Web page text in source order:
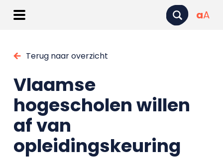
aA
Terug naar overzicht
Vlaamse
hogescholen willen
af van
opleidingskeuring